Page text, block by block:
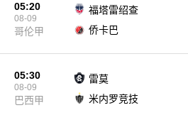
05:20
08-09
哥伦甲
福塔雷绍查
侨卡巴
05:30
08-09
巴西甲
雷莫
米内罗竞技